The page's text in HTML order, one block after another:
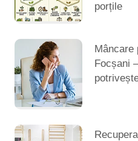
porțile
Mâncare
Focșani